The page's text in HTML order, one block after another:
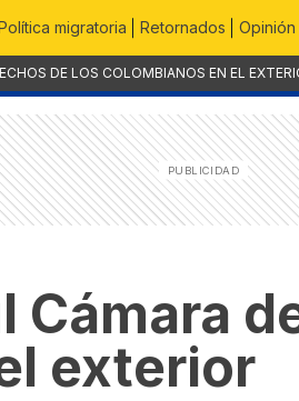
migratoria Retornados Opinión
DE LOS COLOMBIANOS EN EL
Cámara
exterior